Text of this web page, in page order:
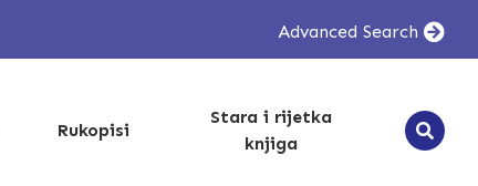
Advanced Search
Rukopisi
Stara i rijetka
knjiga